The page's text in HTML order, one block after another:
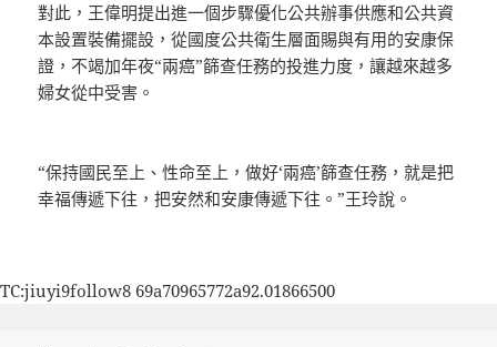
對此，王偉明提出進一個步驟優化公共辦事供應和公共資
本設置裝備擺設，從國度公共衛生層面賜與有用的安康保
證，不竭加年夜“兩癌”篩查任務的投進力度，讓越來越多
婦女從中受害。
“保持國民至上、性命至上，做好‘兩癌’篩查任務，就是把
幸福傳遞下往，把安然和安康傳遞下往。”王玲說。
TC:jiuyi9follow8 69a70965772a92.01866500